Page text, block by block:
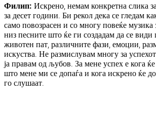
Филип: Искрено, немам конкретна слика
за десет години. Би рекол дека се гледам
само повозрасен и со многу повеќе музика
низ песните што ќе ги создадам да се види
животен пат, различните фази, емоции,
искуства. Не размислувам многу за
ја правам од љубов. За мене успех е кога
што мене ми се допаѓа и кога искрено ќе
го слушаат.